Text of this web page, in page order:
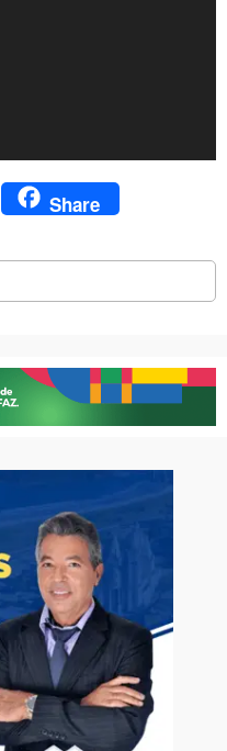
PrintFriendly
Share